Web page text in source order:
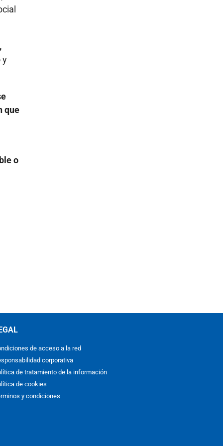
y
que
o
de acceso a la red
corporativa
de tratamiento de la información
de cookies
y condiciones